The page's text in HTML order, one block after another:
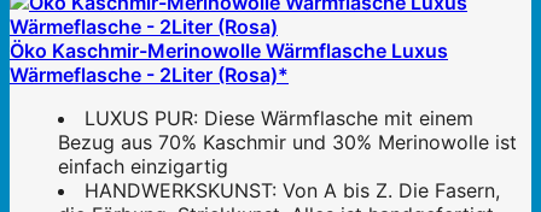
Öko Kaschmir-Merinowolle Wärmflasche Luxus
Wärmeflasche - 2Liter (Rosa)*
LUXUS PUR: Diese Wärmflasche mit einem
Bezug aus 70% Kaschmir und 30% Merinowolle ist
einfach einzigartig
HANDWERKSKUNST: Von A bis Z. Die Fasern,